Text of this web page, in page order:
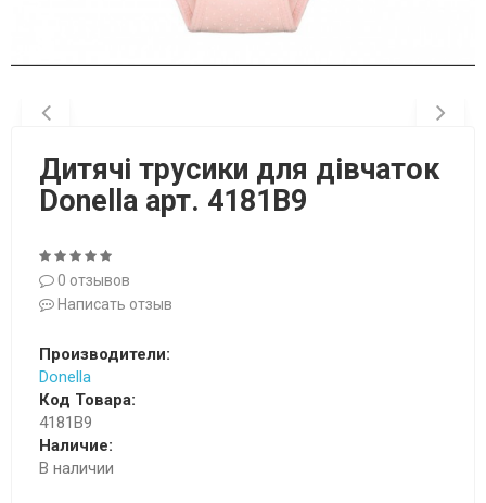
Дитячі трусики для дівчаток
Donella арт. 4181B9
0 отзывов
Написать отзыв
Производители:
Donella
Код Товара:
4181B9
Наличие:
В наличии